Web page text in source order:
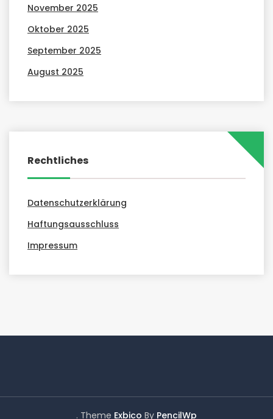
November 2025
Oktober 2025
September 2025
August 2025
Rechtliches
Datenschutzerklärung
Haftungsausschluss
Impressum
. Theme Exbico By PencilWp